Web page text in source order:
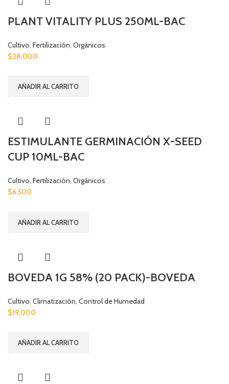
PLANT VITALITY PLUS 250ML-BAC
Cultivo, Fertilización, Orgánicos
$38,000
AÑADIR AL CARRITO
ESTIMULANTE GERMINACIÓN X-SEED
CUP 10ML-BAC
Cultivo, Fertilización, Orgánicos
$6,500
AÑADIR AL CARRITO
BOVEDA 1G 58% (20 PACK)-BOVEDA
Cultivo, Climatización, Control de Humedad
$19,000
AÑADIR AL CARRITO